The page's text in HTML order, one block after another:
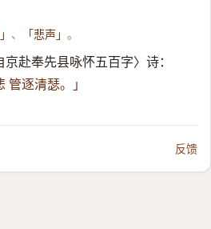
、 「悲声」。
京赴奉先县咏怀五百字〉诗：
管逐清瑟。」
反馈